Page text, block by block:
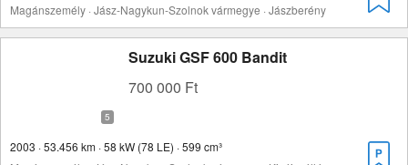
Magánszemély · Jász-Nagykun-Szolnok vármegye · Jászberény
Suzuki GSF 600 Bandit
700 000 Ft
2003 · 53.456 km · 58 kW (78 LE) · 599 cm³